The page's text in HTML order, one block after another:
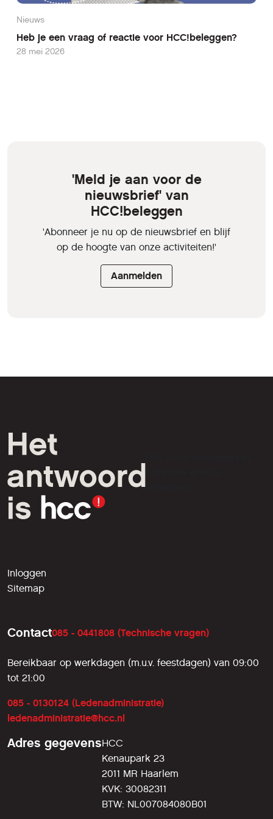
Nieuws
Heb je een vraag of reactie voor HCC!beleggen?
28 mei 2026
'Meld je aan voor de
nieuwsbrief' van
HCC!beleggen
'Abonneer je nu op de nieuwsbrief en blijf
op de hoogte van onze activiteiten!'
Aanmelden
liefhebbers.
Inloggen
Sitemap
Contact085 - 0441808 (Technische vragen)
Bereikbaar op werkdagen (m.u.v. feestdagen) van 09:00
tot 21:00
085 - 0130124 (Ledenadministratie)
ledenadministratie@hcc.nl
Adres gegevensHCC
Kenaupark 23
2011 MR Haarlem
KVK: 30082311
BTW: NL007084080B01